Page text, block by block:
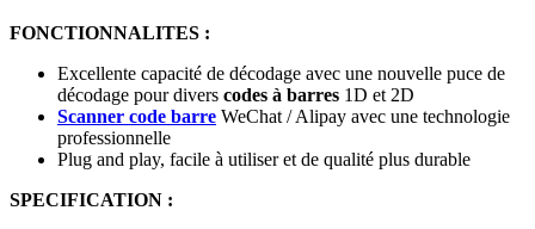
FONCTIONNALITES :
Excellente capacité de décodage avec une nouvelle puce de
décodage pour divers codes à barres 1D et 2D
Scanner code barre WeChat / Alipay avec une technologie
professionnelle
Plug and play, facile à utiliser et de qualité plus durable
SPECIFICATION :